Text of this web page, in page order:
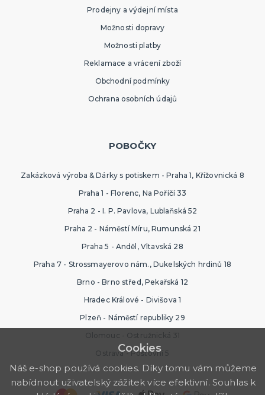
Prodejny a výdejní místa
Možnosti dopravy
Možnosti platby
Reklamace a vrácení zboží
Obchodní podmínky
Ochrana osobních údajů
POBOČKY
Zakázková výroba & Dárky s potiskem - Praha 1, Křížovnická 8
Praha 1 - Florenc, Na Poříčí 33
Praha 2 - I. P. Pavlova, Lublaňská 52
Praha 2 - Náměstí Míru, Rumunská 21
Praha 5 - Anděl, Vltavská 28
Praha 7 - Strossmayerovo nám., Dukelských hrdinů 18
Brno - Brno střed, Pekařská 12
Hradec Králové - Divišova 1
Plzeň - Náměstí republiky 29
Olomouc - Ostružnická 31
Ostrava - Poštovní 5
Cookies
Náš e-shop používá cookies. Díky tomu vám můžeme
nabídnout uživatelský zážitek více efektivní. Souhlas k